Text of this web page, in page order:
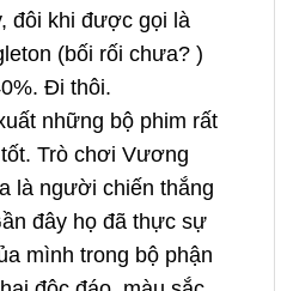
đôi khi được gọi là
(bối rối chưa? )
Đi thôi.
những bộ phim rất
Trò chơi Vương
là người chiến thắng
đây họ đã thực sự
mình trong bộ phận